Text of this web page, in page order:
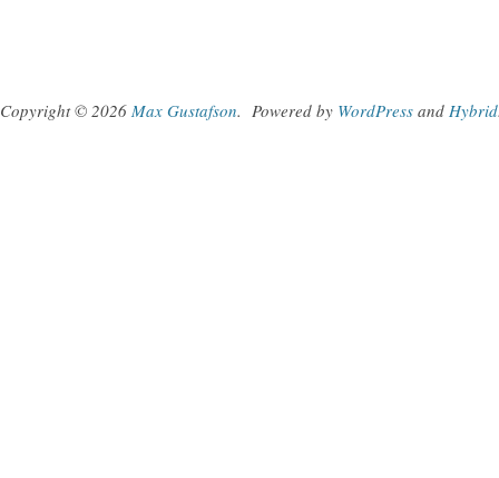
Copyright © 2026 Max Gustafson. Powered by WordPress and Hybrid